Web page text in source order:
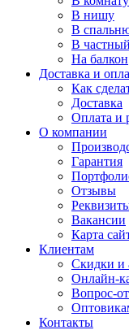
В нишу
В
В
На балкон
Доставка и
Как
Доставка
Оплата и
О компании
Гарантия
Отзывы
Вакансии
Карта
Клиентам
Скидки и
Онлайн-
Вопрос-
Контакты